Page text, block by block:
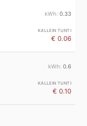
0.33
€ 0.06
0.6
€ 0.10